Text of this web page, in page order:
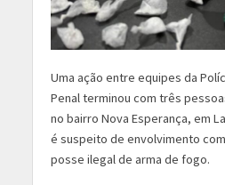
Uma ação entre equipes da
Penal terminou com três
no bairro Nova Esperança, em
é suspeito de envolvimento
posse ilegal de arma de fogo.